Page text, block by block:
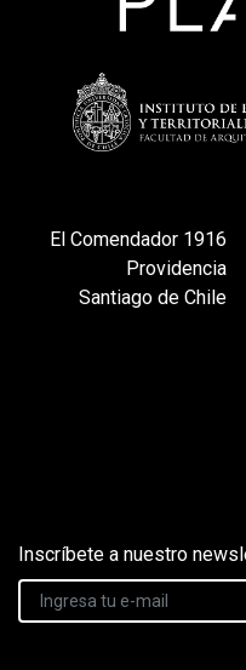
El Comendador 1916
Providencia
Santiago de Chile
Inscríbete a nuestro